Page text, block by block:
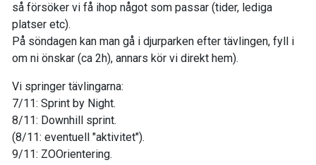
så försöker vi få ihop något som passar (tider, lediga
platser etc).
På söndagen kan man gå i djurparken efter tävlingen, fyll i
om ni önskar (ca 2h), annars kör vi direkt hem).
Vi springer tävlingarna:
7/11: Sprint by Night.
8/11: Downhill sprint.
(8/11: eventuell "aktivitet").
9/11: ZOOrientering.